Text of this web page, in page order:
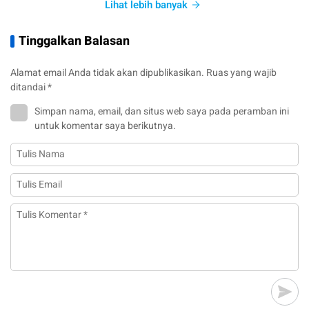
Lihat lebih banyak
Tinggalkan Balasan
Alamat email Anda tidak akan dipublikasikan. Ruas yang wajib
ditandai*
Simpan nama, email, dan situs web saya pada peramban ini
untuk komentar saya berikutnya.